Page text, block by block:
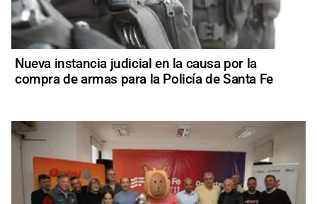
Nueva instancia judicial en la causa por la
compra de armas para la Policía de Santa Fe